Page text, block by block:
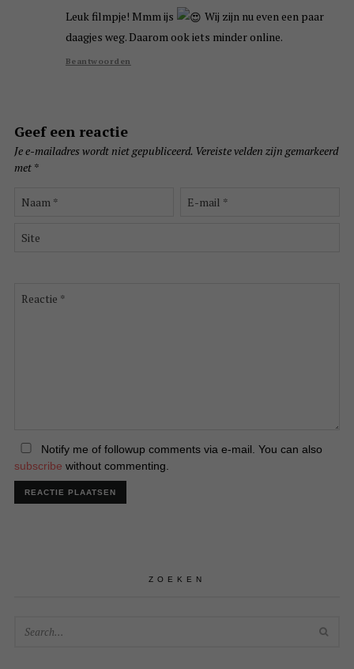
Leuk filmpje! Mmm ijs
Wij zijn nu even een paar
daagjes weg. Daarom ook iets minder online.
Beantwoorden
Geef een reactie
Je e-mailadres wordt niet gepubliceerd. Vereiste velden zijn gemarkeerd
met *
Notify me of followup comments via e-mail. You can also
subscribe without commenting.
ZOEKEN